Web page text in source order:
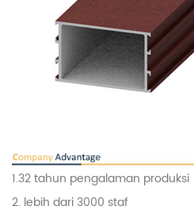
1.32 tahun pengalaman produksi
2. lebih dari 3000 staf